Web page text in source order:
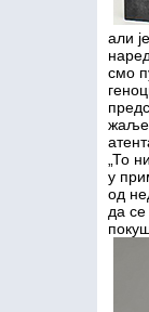
али
смо
„То
у
од
да се